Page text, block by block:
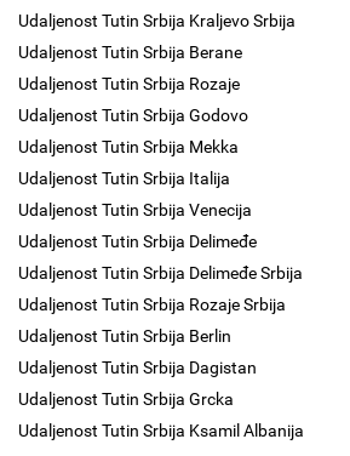
Udaljenost Tutin Srbija Kraljevo Srbija
Udaljenost Tutin Srbija Berane
Udaljenost Tutin Srbija Rozaje
Udaljenost Tutin Srbija Godovo
Udaljenost Tutin Srbija Mekka
Udaljenost Tutin Srbija Italija
Udaljenost Tutin Srbija Venecija
Udaljenost Tutin Srbija Delimeđe
Udaljenost Tutin Srbija Delimeđe Srbija
Udaljenost Tutin Srbija Rozaje Srbija
Udaljenost Tutin Srbija Berlin
Udaljenost Tutin Srbija Dagistan
Udaljenost Tutin Srbija Grcka
Udaljenost Tutin Srbija Ksamil Albanija